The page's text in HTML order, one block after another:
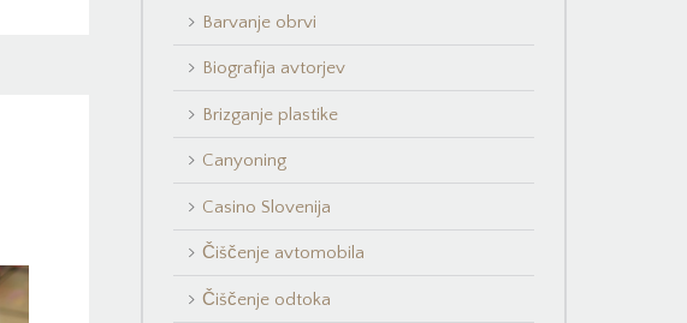
Barvanje obrvi
Biografija avtorjev
Brizganje plastike
Canyoning
Casino Slovenija
Čiščenje avtomobila
Čiščenje odtoka